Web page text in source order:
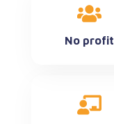
No profit